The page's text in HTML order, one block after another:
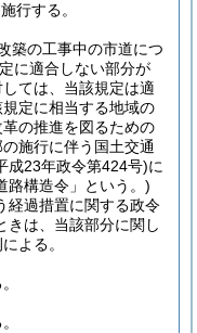
行する。
築の工事中の市道につ
に適合しない部分が
ては、当該規定は適
定に相当する地域の
の推進を図るための
施行に伴う国土交通
成23年政令第424号)に
路構造令」という。)
経過措置に関する政令
きは、当該部分に関し
よる。